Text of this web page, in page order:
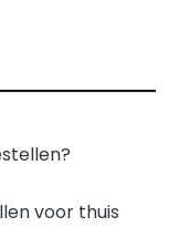
voor thuis